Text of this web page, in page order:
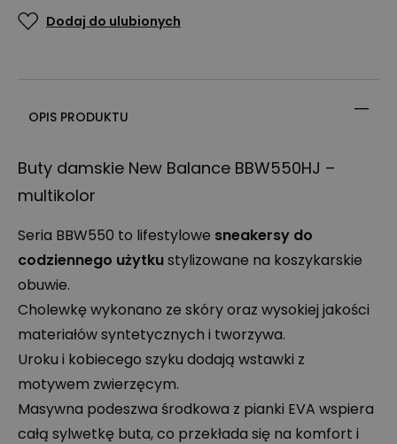
Dodaj do ulubionych
OPIS PRODUKTU
Buty damskie New Balance BBW550HJ –
multikolor
Seria BBW550 to lifestylowe sneakersy do
codziennego użytkustylizowane na koszykarskie
obuwie.
Cholewkę wykonano ze skóry oraz wysokiej jakości
materiałów syntetycznych i tworzywa.
Uroku i kobiecego szyku dodają wstawki z
motywem zwierzęcym.
Masywna podeszwa środkowa z pianki EVA wspiera
całą sylwetkę buta, co przekłada się na komfort i